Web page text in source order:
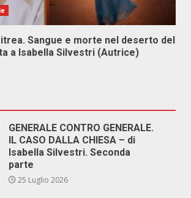
Sangue e morte nel deserto del
a Isabella Silvestri (Autrice)
GENERALE CONTRO GENERALE.
IL CASO DALLA CHIESA – di
Isabella Silvestri. Seconda
parte
25 Luglio 2026